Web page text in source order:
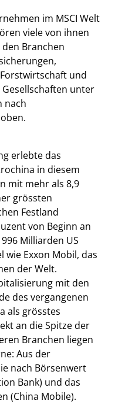
im MSCI Welt
viele von ihnen
Branchen
und
unter
nach
erlebte das
in diesem
mit mehr als 8,9
grössten
Festland
von Beginn an
Milliarden US
wie Exxon Mobil, das
der Welt.
mit den
des vergangenen
als grösstes
an die Spitze der
Branchen liegen
Aus der
nach Börsenwert
Bank) und das
(China Mobile).